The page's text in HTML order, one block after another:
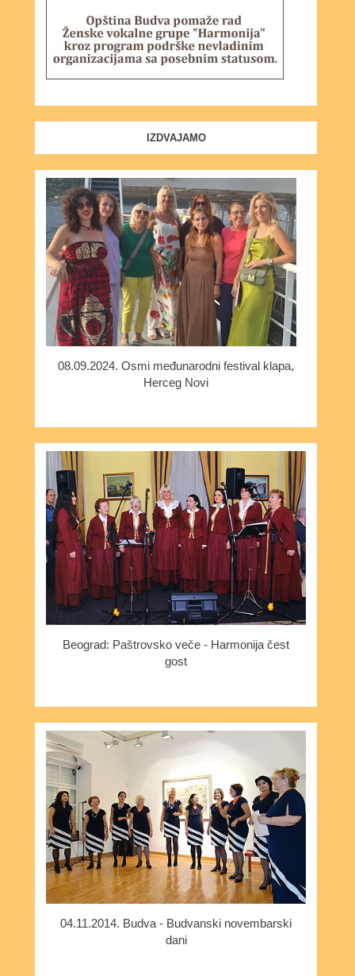
IZDVAJAMO
08.09.2024. Osmi međunarodni festival klapa,
Herceg Novi
Beograd: Paštrovsko veče - Harmonija čest
gost
04.11.2014. Budva - Budvanski novembarski
dani